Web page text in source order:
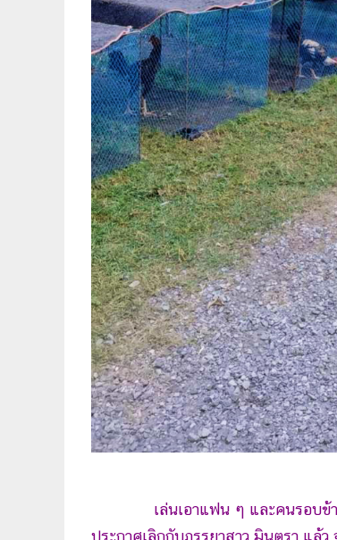
เล่นเอาแฟน ๆ และคนรอบข้างต
ประกาศเลิกกับภรรยาสาว มินตรา แล้